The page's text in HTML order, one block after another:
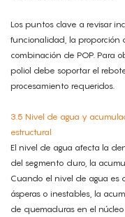
Los puntos clave a revisar
funcionalidad, la proporción
combinación de POP. Para
poliol debe soportar el
procesamiento requeridos.
3.5 Nivel de agua y
estructural
El nivel de agua afecta la
del segmento duro, la
Cuando el nivel de agua es
ásperas o inestables, la
de quemaduras en el